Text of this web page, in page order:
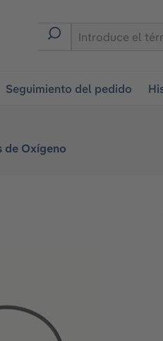
Seguimiento del pedido
Oxígeno